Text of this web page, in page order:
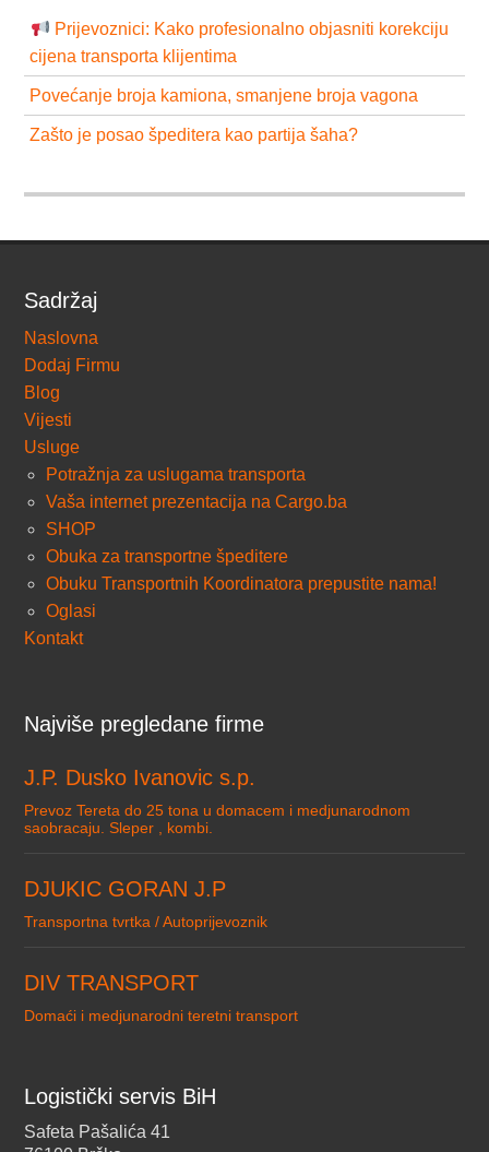
Prijevoznici: Kako profesionalno objasniti korekciju
cijena transporta klijentima
Povećanje broja kamiona, smanjene broja vagona
Zašto je posao špeditera kao partija šaha?
Sadržaj
Naslovna
Dodaj Firmu
Blog
Vijesti
Usluge
Potražnja za uslugama transporta
Vaša internet prezentacija na Cargo.ba
SHOP
Obuka za transportne špeditere
Obuku Transportnih Koordinatora prepustite nama!
Oglasi
Kontakt
Najviše pregledane firme
J.P. Dusko Ivanovic s.p.
Prevoz Tereta do 25 tona u domacem i medjunarodnom
saobracaju. Sleper , kombi.
DJUKIC GORAN J.P
Transportna tvrtka / Autoprijevoznik
DIV TRANSPORT
Domaći i medjunarodni teretni transport
Logistički servis BiH
Safeta Pašalića 41